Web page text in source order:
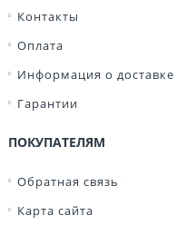
Контакты
Оплата
Информация о доставке
Гарантии
ПОКУПАТЕЛЯМ
Обратная связь
Карта сайта